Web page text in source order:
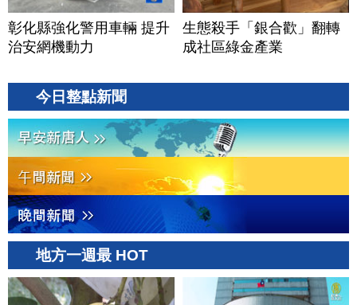
彰化縣強化警用車輛 提升
治安網機動力
生態殺手「銀合歡」翻轉
成社區綠金產業
今日整點新聞
地方一週最 HOT